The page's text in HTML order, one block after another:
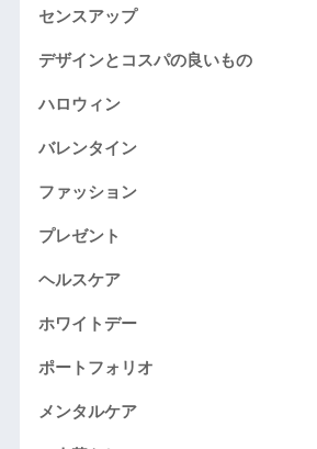
センスアップ
デザインとコスパの良いもの
ハロウィン
バレンタイン
ファッション
プレゼント
ヘルスケア
ホワイトデー
ポートフォリオ
メンタルケア